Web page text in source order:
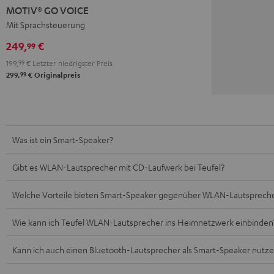
GO
VOICE
Black
GO
VOICE
White
MOTIV® GO VOICE
Mit Sprachsteuerung
249,99 €
199, 99 € Letzter niedrigster Preis
299,99 € Originalpreis
Was ist ein Smart-Speaker?
Gibt es WLAN-Lautsprecher mit CD-Laufwerk bei Teufel?
Welche Vorteile bieten Smart-Speaker gegenüber WLAN-
Wie kann ich Teufel WLAN-Lautsprecher ins Heimnetzwerk
Kann ich auch einen Bluetooth-Lautsprecher als Smart-Speaker